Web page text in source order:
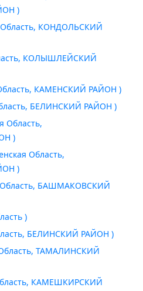
)
КОНДОЛЬСКИЙ
КОЛЫШЛЕЙСКИЙ
КАМЕНСКИЙ РАЙОН )
БЕЛИНСКИЙ РАЙОН )
Область,
)
Область,
)
Область, БАШМАКОВСКИЙ
)
БЕЛИНСКИЙ РАЙОН )
Область, ТАМАЛИНСКИЙ
КАМЕШКИРСКИЙ